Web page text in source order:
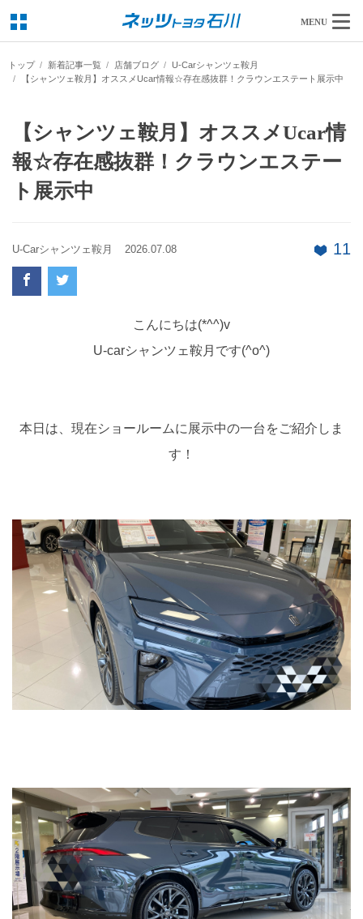
MENU
トップ 新着記事一覧 店舗ブログ
U-Carシャンツェ鞍月
【シャンツェ鞍月】オススメUcar情報☆存在感抜群！クラウンエステート展示中
【シャンツェ鞍月】オススメUcar情
報☆存在感抜群！クラウンエステー
ト展示中
U-Carシャンツェ鞍月 2026.07.08 11
こんにちは(*^^)v
U-carシャンツェ鞍月です(^o^)
本日は、現在ショールームに展示中の一台をご紹介しま
す！